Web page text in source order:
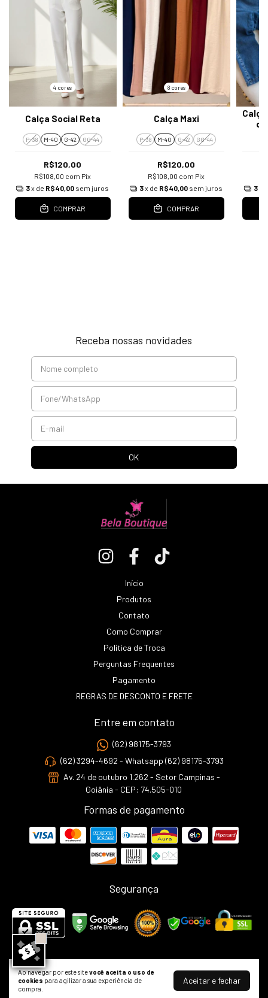
Ao navegar por este sitevocê aceita o uso de
cookies para agilizar a sua experiência de
compra.
Aceitar e fechar
4 cores
Calça Social Reta
P-38 M-40 G-42 GG-44
R$120,00
R$108,00 com Pix
3x de R$40,00 sem juros
COMPRAR
8 cores
Calça Maxi
P-38 M-40 G-42 GG-44
R$120,00
R$108,00 com Pix
3 x de R$40,00 sem juros
COMPRAR
c/
3
Receba nossas novidades
Início
Produtos
Contato
Como Comprar
Politica de Troca
Perguntas Frequentes
Pagamento
REGRAS DE DESCONTO E FRETE
Entre em contato
(62) 98175-3793
(62) 3294-4692 - Whatsapp (62) 98175-3793
Av. 24 de outubro 1.262 - Setor Campinas -
Goiânia - CEP: 74.505-010
Formas de pagamento
Segurança
Bela Boutique Mania - Loja de Roupas Femininas em Goiânia | Preços
Incríveis e Entrega para Todo Brasil